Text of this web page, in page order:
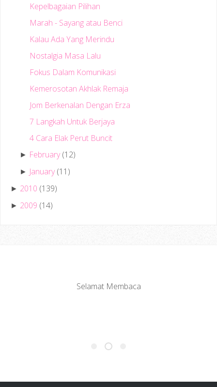
Kepelbagaian Pilihan
Marah - Sayang atau Benci
Kalau Ada Yang Merindu
Nostalgia Masa Lalu
Fokus Dalam Komunikasi
Kemerosotan Akhlak Remaja
Jom Berkenalan Dengan Erza
7 Langkah Untuk Berjaya
4 Cara Elak Perut Buncit
► February (12)
► January (11)
► 2010 (139)
► 2009 (14)
Selamat Membaca